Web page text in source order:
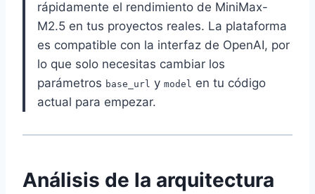
rápidamente el rendimiento de MiniMax-
M2.5 en tus proyectos reales. La plataforma
es compatible con la interfaz de OpenAI, por
lo que solo necesitas cambiar los
parámetros base_url y model en tu código
actual para empezar.
Análisis de la arquitectura